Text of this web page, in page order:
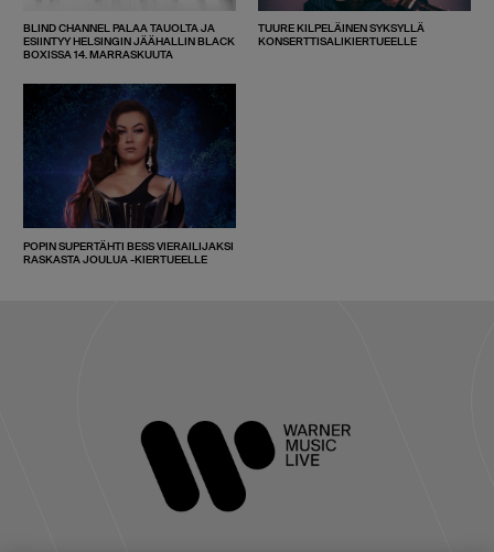
BLIND CHANNEL PALAA TAUOLTA JA
ESIINTYY HELSINGIN JÄÄHALLIN BLACK
BOXISSA 14. MARRASKUUTA
TUURE KILPELÄINEN SYKSYLLÄ
KONSERTTISALIKIERTUEELLE
POPIN SUPERTÄHTI BESS VIERAILIJAKSI
RASKASTA JOULUA -KIERTUEELLE